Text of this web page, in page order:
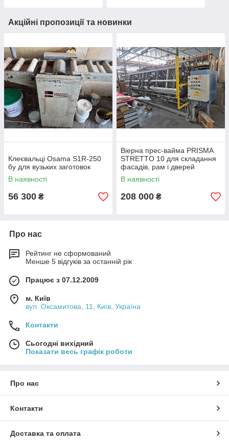
Акційні пропозиції та новинки
Клеєвальці Osama S1R-250
бу для вузьких заготовок
В наявності
56 300 ₴
Віерна прес-вайма PRISMA
STRETTO 10 для складання
фасадів, рам і дверей
В наявності
208 000 ₴
Про нас
Рейтинг не сформований
Менше 5 відгуків за останній рік
Працює з 07.12.2009
м. Київ
вул. Оксамитова, 11, Київ, Україна
Контакти
Сьогодні вихідний
Показати весь графік роботи
Про нас
Контакти
Доставка та оплата